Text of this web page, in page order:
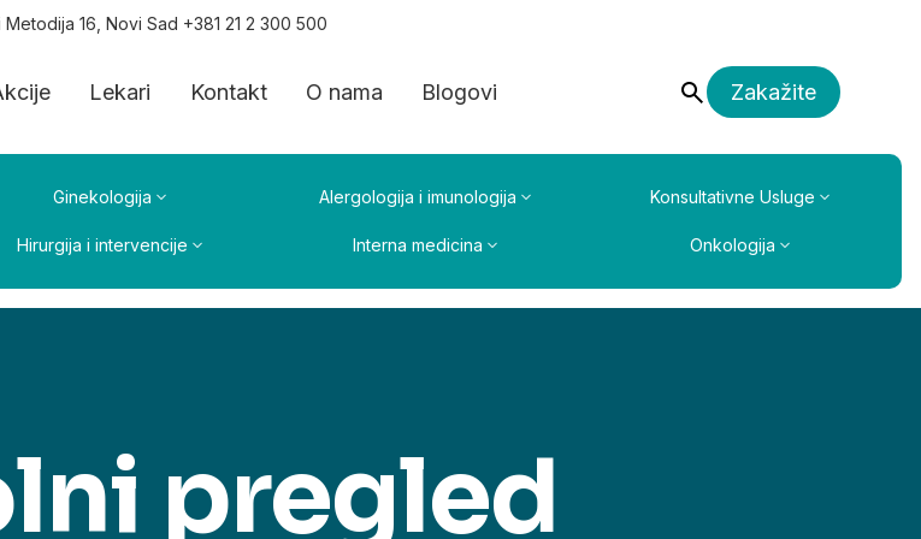
Metodija 16, Novi Sad +381 21 2 300 500
Lekari Kontakt O nama Blogovi Zakažite
Ginekologija Alergologija i imunologija Konsultativne Usluge
Hirurgija i intervencije Interna medicina Onkologija
pregled